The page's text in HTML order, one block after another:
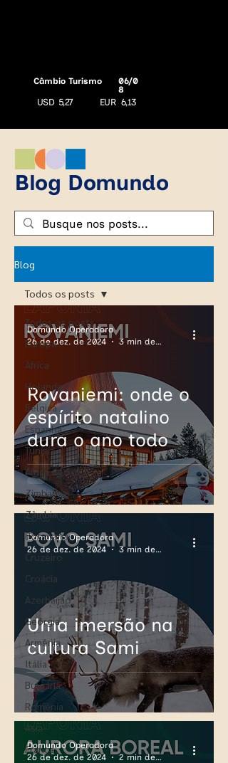
Câmbio Turismo
USD 5,27 EUR
06/0
8
6,13
Blog Domundo
Blog
Todos os posts
Europa
África
Holanda
Bélgica
Espanha
Tunísia
África do Sul
Zimbabwe
Zâmbia
Botswana
Cruzeiro
Croácia
Azerbaijão
Geórgia
Armênia
Itália
Bulgária
Romênia
Ásia
França
Todos os posts
Rovaniemi: onde o
espírito natalino
dura o ano todo
Domundo Operadora
26 de dez. de 2024
3 min de leitura
Uma imersão na
cultura Sami
Domundo Operadora
26 de dez. de 2024
3 min de leitura
Domundo Operadora
26 de dez. de 2024
2 min de leitura